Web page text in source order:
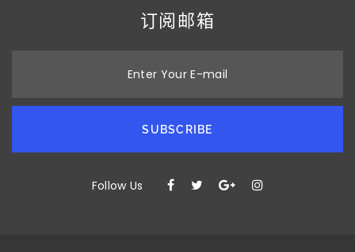
订阅邮箱
Enter Your E-mail
SUBSCRIBE
Follow Us